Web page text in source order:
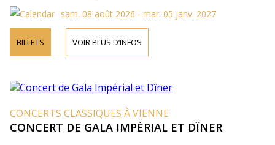
sam. 08 août 2026 - mar. 05 janv. 2027
BILLETS VOIR PLUS D’INFOS
CONCERTS CLASSIQUES À VIENNE
CONCERT DE GALA IMPÉRIAL ET DÎNER